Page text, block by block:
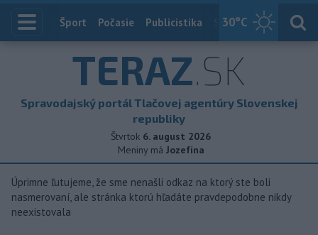
30°C
Index
Šport Počasie Publicistika Slovensko
TERAZ.SK
Spravodajský portál Tlačovej agentúry Slovenskej
republiky
Štvrtok 6. august 2026
Meniny má Jozefína
Úprimne ľutujeme, že sme nenašli odkaz na ktorý ste boli
nasmerovaní, ale stránka ktorú hľadáte pravdepodobne nikdy
neexistovala